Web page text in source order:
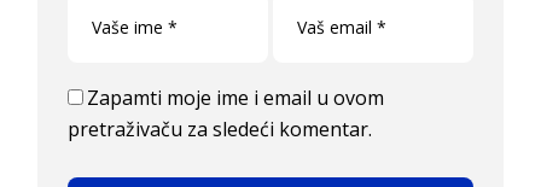
Zapamti moje ime i email u ovom
pretraživaču za sledeći komentar.